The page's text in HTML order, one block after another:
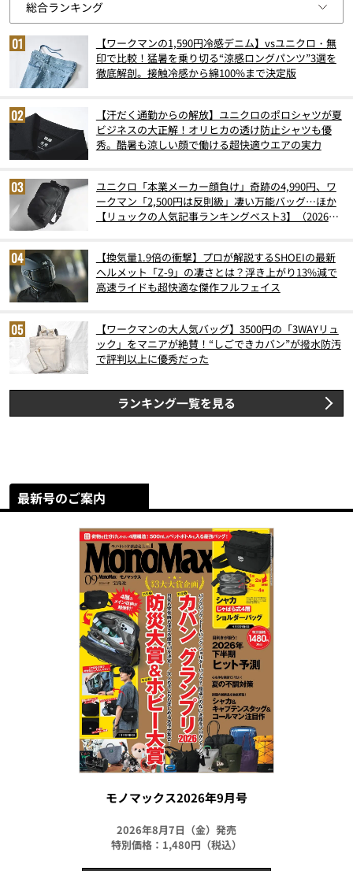
【ワークマンの1,590円冷感デニム】vsユニクロ・無
印で比較！猛暑を乗り切る“涼感ロングパンツ”3選を
徹底解剖。接触冷感から綿100%まで決定版
【汗だく通勤からの解放】ユニクロのポロシャツが夏
ビジネスの大正解！オリヒカの透け防止シャツも優
秀。酷暑も涼しい顔で働ける超快適ウエアの実力
ユニクロ「本業メーカー顔負け」奇跡の4,990円、ワ
ークマン「2,500円は反則級」凄い万能バッグ…ほか
【リュックの人気記事ランキングベスト3】（2026年
【換気量1.9倍の衝撃】プロが解説するSHOEIの最新
ヘルメット「Z-9」の凄さとは？浮き上がり13%減で
高速ライドも超快適な傑作フルフェイス
【ワークマンの大人気バッグ】3500円の「3WAYリュ
ック」をマニアが絶賛！“しごできカバン”が撥水防汚
で評判以上に優秀だった
ランキング一覧を見る
最新号のご案内
モノマックス2026年9月号
2026年8月7日（金）発売
特別価格：1,480円（税込）